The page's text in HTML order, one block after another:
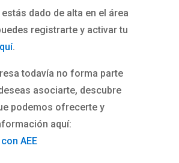
dado de alta en el área
registrarte y activar tu
.
todavía no forma parte
asociarte, descubre
podemos ofrecerte y
aquí:
AEE